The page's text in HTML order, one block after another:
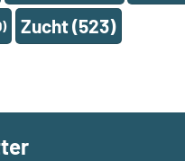
Zucht(523)